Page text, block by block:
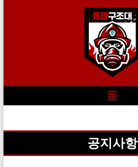
공지사항